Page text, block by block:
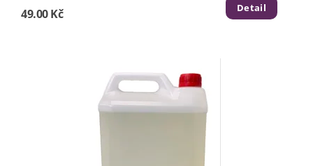
49.00 Kč
Detail